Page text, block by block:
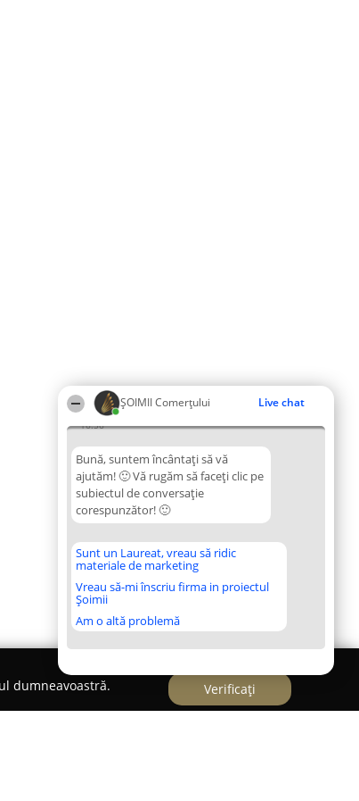
ȘOIMII Comerțului Live chat
16:56
Bună, suntem încântați să vă
ajutăm! 🙂 Vă rugăm să faceți clic pe
subiectul de conversație
corespunzător! 🙂
Sunt un Laureat, vreau să ridic
materiale de marketing
Vreau să-mi înscriu firma in proiectul
Șoimii
Am o altă problemă
dumneavoastră.
Verificați